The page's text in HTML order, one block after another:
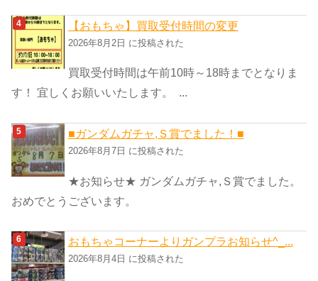
【おもちゃ】買取受付時間の変更
2026年8月2日 に投稿された
買取受付時間は午前10時～18時までとなりま
す！ 宜しくお願いいたします。 ...
■ガンダムガチャ,Ｓ賞でました！■
2026年8月7日 に投稿された
★お知らせ★ ガンダムガチャ,Ｓ賞でました。
おめでとうございます。
おもちゃコーナーよりガンプラお知らせ^_...
2026年8月4日 に投稿された